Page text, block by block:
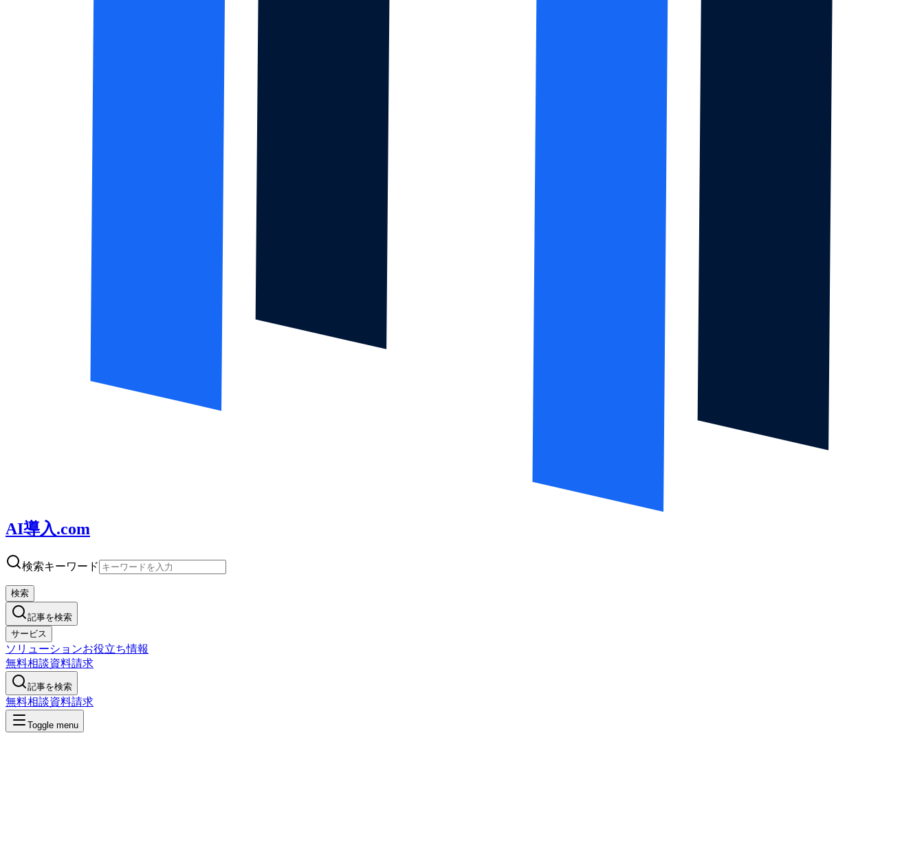
AI導入.com
検索キーワード
検索
記事を検索
サービス
ソリューションお役立ち情報
無料相談資料請求
記事を検索
無料相談資料請求
Toggle menu